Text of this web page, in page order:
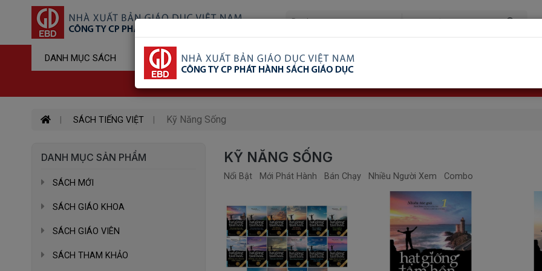
DANH MỤC SÁCH Sản Phẩm Đã Xem Ship COD Trên Toàn Quốc
SÁCH TIẾNG VIỆT Kỹ Năng Sống
DANH MỤC SẢN PHẨM
SÁCH MỚI
SÁCH GIÁO KHOA
SÁCH GIÁO VIÊN
SÁCH THAM KHẢO
KỸ NĂNG SỐNG
Nổi Bật Mới Phát Hành Bán Chạy Nhiều Người Xem Combo